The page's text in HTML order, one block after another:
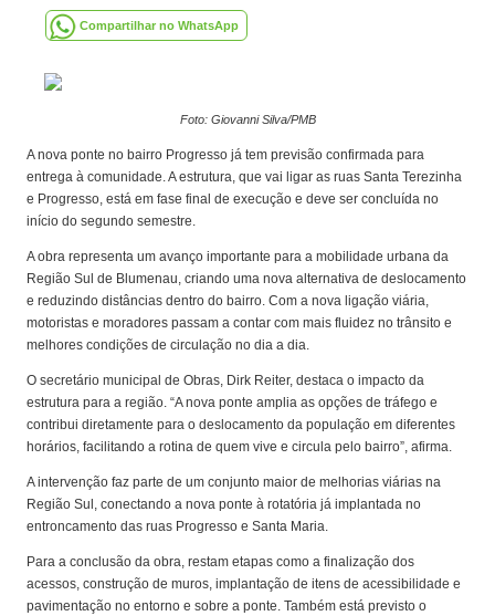
Compartilhar no WhatsApp
Foto: Giovanni Silva/PMB
A nova ponte no bairro Progresso já tem previsão confirmada para
entrega à comunidade. A estrutura, que vai ligar as ruas Santa Terezinha
e Progresso, está em fase final de execução e deve ser concluída no
início do segundo semestre.
A obra representa um avanço importante para a mobilidade urbana da
Região Sul de Blumenau, criando uma nova alternativa de deslocamento
e reduzindo distâncias dentro do bairro. Com a nova ligação viária,
motoristas e moradores passam a contar com mais fluidez no trânsito e
melhores condições de circulação no dia a dia.
O secretário municipal de Obras, Dirk Reiter, destaca o impacto da
estrutura para a região. “A nova ponte amplia as opções de tráfego e
contribui diretamente para o deslocamento da população em diferentes
horários, facilitando a rotina de quem vive e circula pelo bairro”, afirma.
A intervenção faz parte de um conjunto maior de melhorias viárias na
Região Sul, conectando a nova ponte à rotatória já implantada no
entroncamento das ruas Progresso e Santa Maria.
Para a conclusão da obra, restam etapas como a finalização dos
acessos, construção de muros, implantação de itens de acessibilidade e
pavimentação no entorno e sobre a ponte. Também está previsto o